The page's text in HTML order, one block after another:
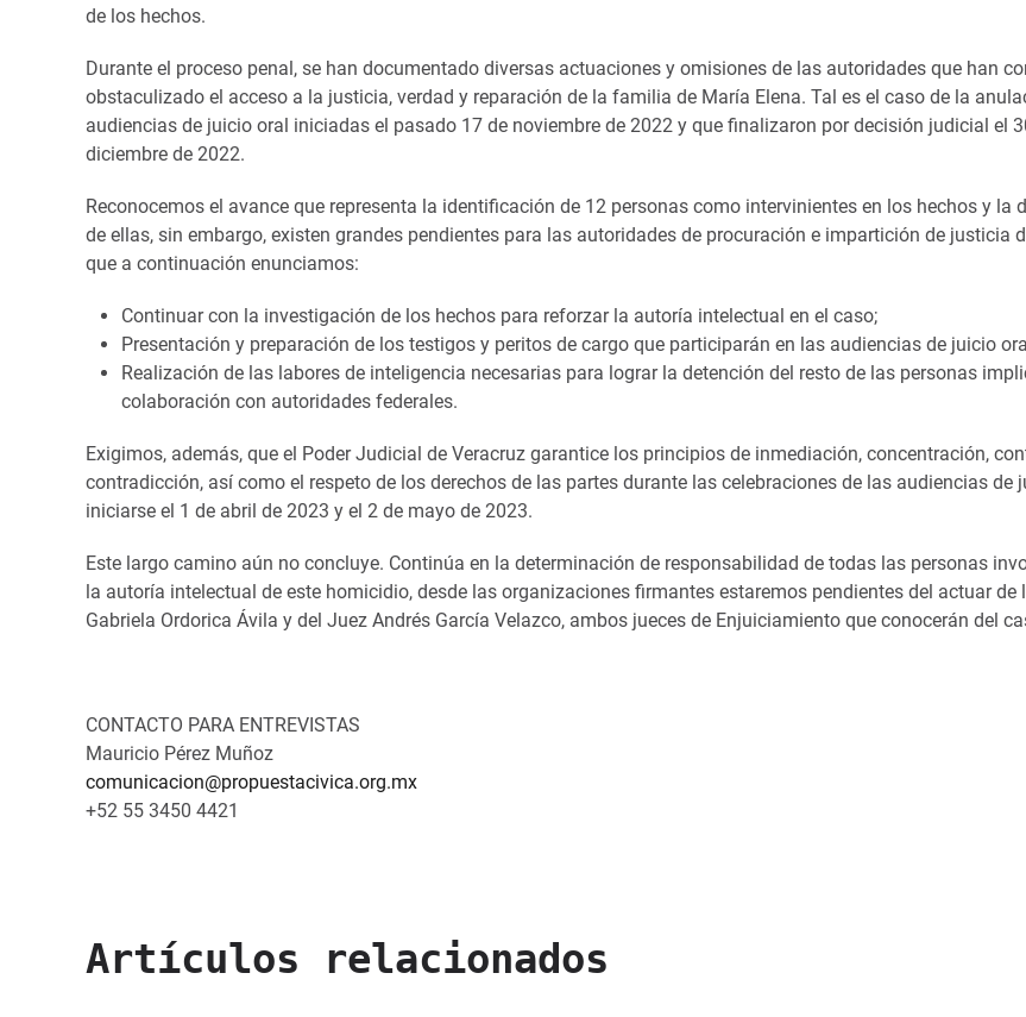
de los hechos.
Durante el proceso penal, se han documentado diversas actuaciones y omisiones de las autoridades que han
obstaculizado el acceso a la justicia, verdad y reparación de la familia de María Elena. Tal es el caso de la
audiencias de juicio oral iniciadas el pasado 17 de noviembre de 2022 y que finalizaron por decisión judicial el
diciembre de 2022.
Reconocemos el avance que representa la identificación de 12 personas como intervinientes en los hechos y la
de ellas, sin embargo, existen grandes pendientes para las autoridades de procuración e impartición de justicia
que a continuación enunciamos:
Continuar con la investigación de los hechos para reforzar la autoría intelectual en el caso;
Presentación y preparación de los testigos y peritos de cargo que participarán en las audiencias de juicio
Realización de las labores de inteligencia necesarias para lograr la detención del resto de las personas
colaboración con autoridades federales.
Exigimos, además, que el Poder Judicial de Veracruz garantice los principios de inmediación, concentración,
contradicción, así como el respeto de los derechos de las partes durante las celebraciones de las audiencias de
iniciarse el 1 de abril de 2023 y el 2 de mayo de 2023.
Este largo camino aún no concluye. Continúa en la determinación de responsabilidad de todas las personas
la autoría intelectual de este homicidio, desde las organizaciones firmantes estaremos pendientes del actuar de
Gabriela Ordorica Ávila y del Juez Andrés García Velazco, ambos jueces de Enjuiciamiento que conocerán del
CONTACTO PARA ENTREVISTAS
Mauricio Pérez Muñoz
comunicacion@propuestacivica.org.mx
+52 55 3450 4421
Artículos relacionados